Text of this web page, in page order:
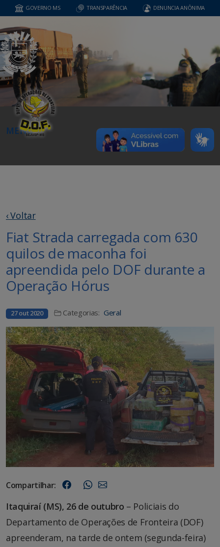
GOVERNO MS TRANSPARÊNCIA DENUNCIA ANÔNIMA
MENU
‹ Voltar
Fiat Strada carregada com 630
quilos de maconha foi
apreendida pelo DOF durante a
Operação Hórus
27 out 2020 Categorias: Geral
Compartilhar:
Itaquiraí (MS), 26 de outubro – Policiais do
Departamento de Operações de Fronteira (DOF)
apreenderam, na tarde de ontem (segunda-feira)